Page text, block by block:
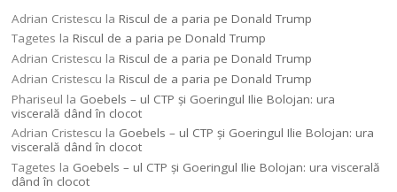
Adrian Cristescu laRiscul de a paria pe Donald Trump
Tagetes laRiscul de a paria pe Donald Trump
Adrian Cristescu laRiscul de a paria pe Donald Trump
Adrian Cristescu laRiscul de a paria pe Donald Trump
Phariseul la Goebels – ul CTP şi Goeringul Ilie Bolojan: ura
viscerală dând în clocot
Adrian Cristescu la Goebels – ul CTP şi Goeringul Ilie Bolojan: ura
viscerală dând în clocot
Tagetes la Goebels – ul CTP şi Goeringul Ilie Bolojan: ura viscerală
dând în clocot